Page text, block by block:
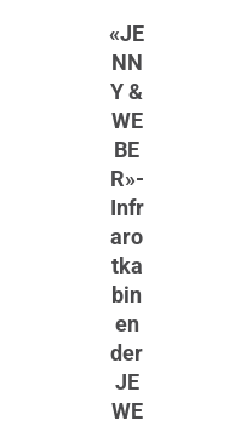
«JE
NN
Y &
WE
BE
R»-
Infr
aro
tka
bin
en
der
JE
WE